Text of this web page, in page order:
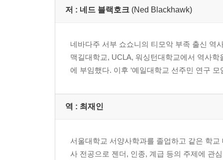
찾아보기
저 : 네드 블랙호크 (Ned Blackhawk)
네바다주 서부 쇼쇼니의 티모악 부족 출신 역
맥길대학교, UCLA, 워싱턴대학교에서 역사
에 부임했다. 이후 ‘예일대학교 선주민 연구
역 : 최재인
서울대학교 서양사학과를 졸업하고 같은 학
사 전공으로 젠더, 인종, 계급 등의 주제에 관